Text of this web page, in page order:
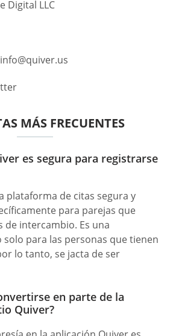
Digital LLC
info@quiver.us
MÁS FRECUENTES
es segura para registrarse
plataforma de citas segura y
para parejas que
de intercambio. Es una
para las personas que tienen
lo tanto, se jacta de ser
en parte de la
Quiver?